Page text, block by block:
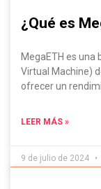
¿Qué es
MegaETH es una
Virtual Machine)
ofrecer un
LEER MÁS »
9 de julio de 2024
Evádelo Si